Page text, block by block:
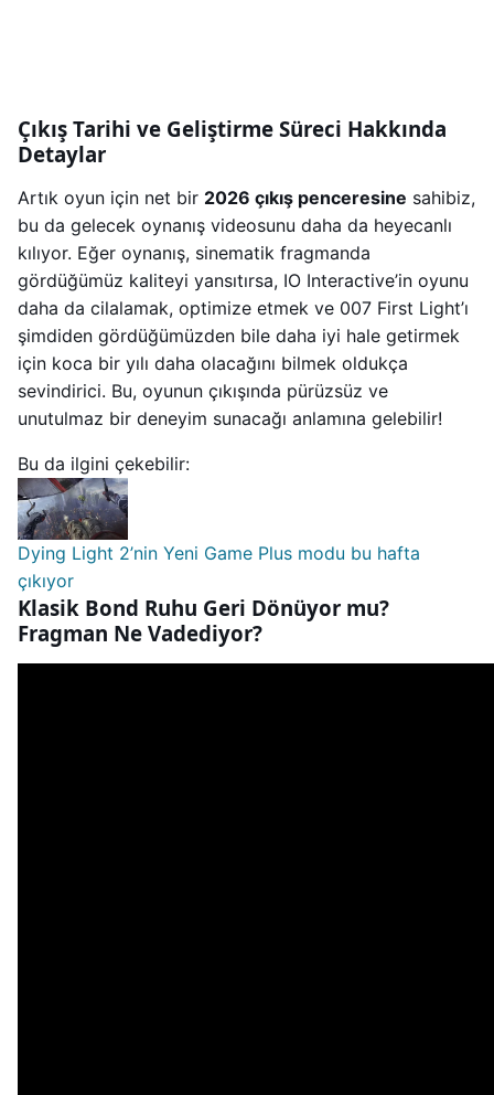
Çıkış Tarihi ve Geliştirme Süreci Hakkında
Detaylar
Artık oyun için net bir 2026 çıkış penceresine sahibiz,
bu da gelecek oynanış videosunu daha da heyecanlı
kılıyor. Eğer oynanış, sinematik fragmanda
gördüğümüz kaliteyi yansıtırsa, IO Interactive’in oyunu
daha da cilalamak, optimize etmek ve 007 First Light’ı
şimdiden gördüğümüzden bile daha iyi hale getirmek
için koca bir yılı daha olacağını bilmek oldukça
sevindirici. Bu, oyunun çıkışında pürüzsüz ve
unutulmaz bir deneyim sunacağı anlamına gelebilir!
Bu da ilgini çekebilir:
Dying Light 2’nin Yeni Game Plus modu bu hafta
çıkıyor
Klasik Bond Ruhu Geri Dönüyor mu?
Fragman Ne Vadediyor?